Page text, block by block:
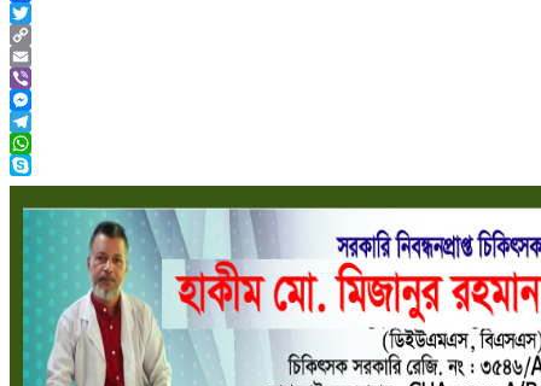
Facebook
Twitter
Copy
Link
Email
Viber
Messenger
Telegram
WhatsApp
Skype